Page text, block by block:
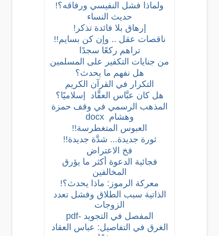
ولماذا فشل النفيسي ورفاقه؟!
حديث النساء
إرهاق بلا فائدة تذكر!
ناقصات عقل .. وإن كن بسايم!!
تراهم ركعًا سجدًا
من جنايات التكفير على المسلمين
هل نفهم ما يحدث؟
التكرار في القرآن الكريم
هل كان عبَّاس العقَّاد إسلاميًا؟
المذهب الرسمي في وقف حمزة
وهشام docx
العبوس المتغطرسة!!
ثورة جديدة... شدَّة جديدة!!
فخ الاعتراض
فجائية الدعوة أكثر ما يؤرق
المخالفين
معركة الرموز: ماذا يحدث؟!
الذاتية سبب الطلاق وفشل تعدد
الزوجات
المفصل في التجويد -pdf
الغرق في التفاصيل: عباس العقاد